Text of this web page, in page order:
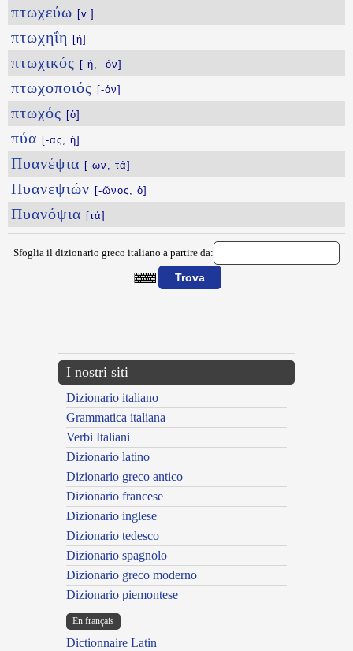
πτωχεύω [v.]
πτωχηΐη [ἡ]
πτωχικός [-ή, -όν]
πτωχοποιός [-όν]
πτωχός [ὁ]
πύα [-ας, ἡ]
Πυανέψια [-ων, τά]
Πυανεψιών [-ῶνος, ὁ]
Πυανόψια [τά]
Sfoglia il dizionario greco italiano a partire da:
I nostri siti
Dizionario italiano
Grammatica italiana
Verbi Italiani
Dizionario latino
Dizionario greco antico
Dizionario francese
Dizionario inglese
Dizionario tedesco
Dizionario spagnolo
Dizionario greco moderno
Dizionario piemontese
En français
Dictionnaire Latin